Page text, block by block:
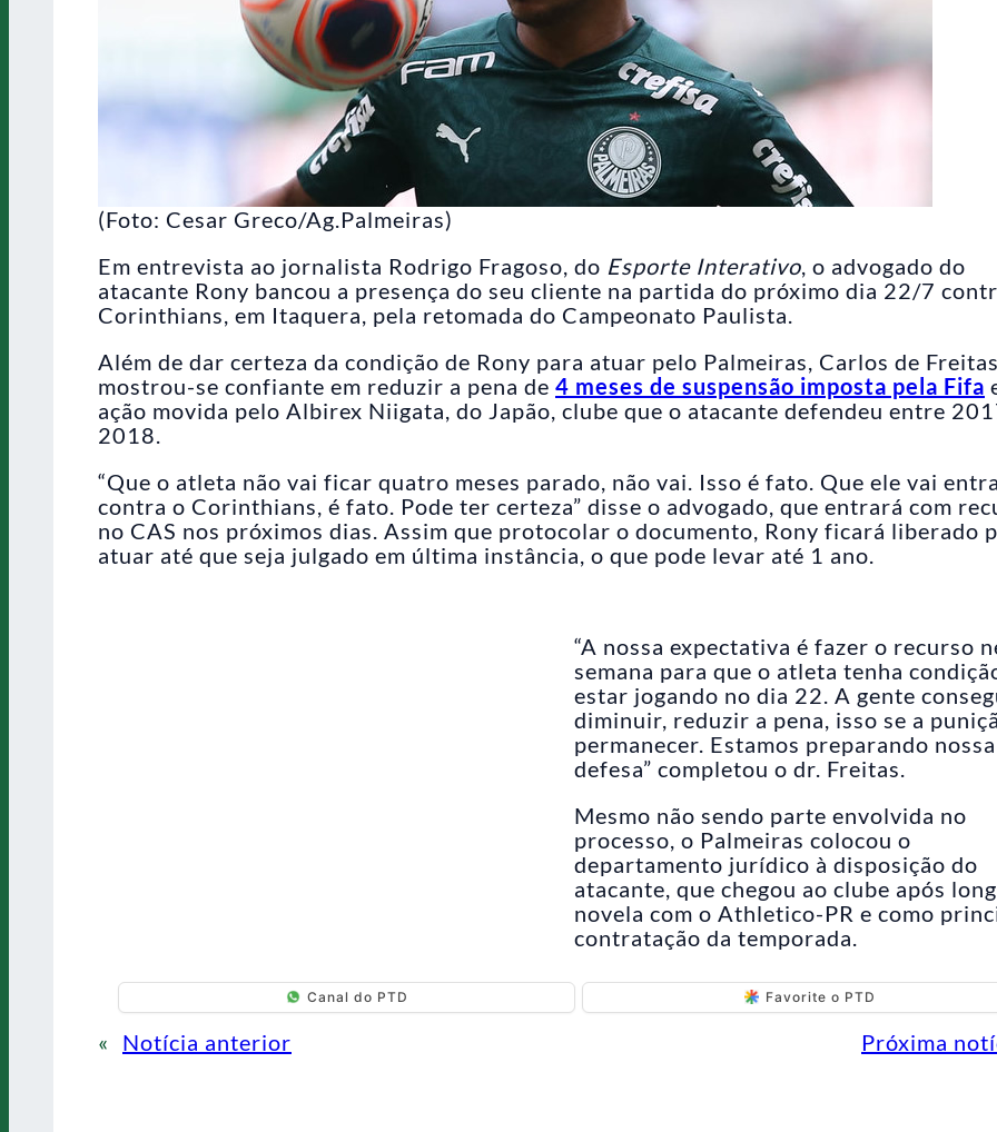
(Foto: Cesar Greco/Ag.Palmeiras)
Em entrevista ao jornalista Rodrigo Fragoso, do Esporte Interativo, o advogado do
atacante Rony bancou a presença do seu cliente na partida do próximo dia 22/7
Corinthians, em Itaquera, pela retomada do Campeonato Paulista.
Além de dar certeza da condição de Rony para atuar pelo Palmeiras, Carlos de Freitas
mostrou-se confiante em reduzir a pena de 4 meses de suspensão imposta pela Fifa
ação movida pelo Albirex Niigata, do Japão, clube que o atacante defendeu entre
2018.
“Que o atleta não vai ficar quatro meses parado, não vai. Isso é fato. Que ele vai
contra o Corinthians, é fato. Pode ter certeza” disse o advogado, que entrará com
no CAS nos próximos dias. Assim que protocolar o documento, Rony ficará liberado
atuar até que seja julgado em última instância, o que pode levar até 1 ano.
“A nossa expectativa é fazer o recurso
semana para que o atleta tenha
estar jogando no dia 22. A gente
diminuir, reduzir a pena, isso se a
permanecer. Estamos preparando nossa
defesa” completou o dr. Freitas.
Mesmo não sendo parte envolvida no
processo, o Palmeiras colocou o
departamento jurídico à disposição do
atacante, que chegou ao clube após
novela com o Athletico-PR e como
contratação da temporada.
Canal do PTD Favorite o PTD
« Notícia anterior Próxima